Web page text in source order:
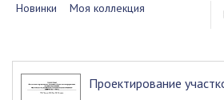
Новинки Моя коллекция
Проектирование